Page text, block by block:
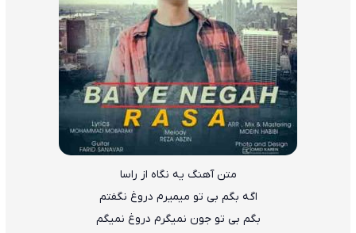
متن آهنگ یه نگاه از راسا
اگه بگم بی تو میمیرم دروغ نگفتم
بگم بی تو جون نمیگرم دروغ نمیگم